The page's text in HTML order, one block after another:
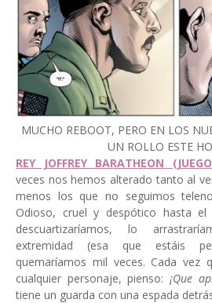
MUCHO REBOOT, PERO EN LOS
UN ROLLO ESTE
REY JOFFREY BARATHEON
veces nos hemos alterado tanto al
menos los que no seguimos
Odioso, cruel y despótico hasta
descuartizaríamos, lo
extremidad (esa que estáis
quemaríamos mil veces. Cada
cualquier personaje, pienso: ¡Que
tiene un guarda con una espada